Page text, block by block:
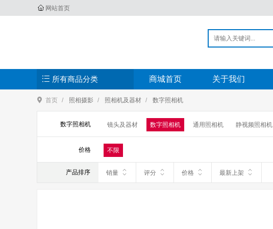
网站首页
所有商品分类 商城首页 关于我们
首页 照相摄影 照相机及器材 数字照相机
数字照相机 镜头及器材 数字照相机 通用照相机 静视频照相机
价格 不限
产品排序 销量 评分 价格 最新上架